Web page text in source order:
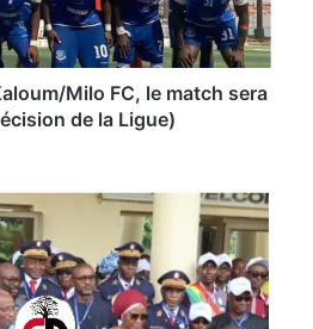
Milo FC, le match sera
de la Ligue)